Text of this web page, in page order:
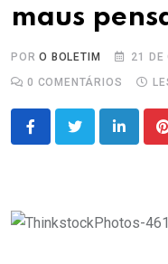
maus
PORO BOLETIM
21 DE
0 COMENTÁRIOS
LinkedIn